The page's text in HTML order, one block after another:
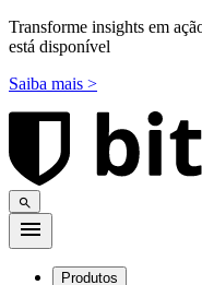
Transforme insights em
está disponível
Saiba mais >
Produtos